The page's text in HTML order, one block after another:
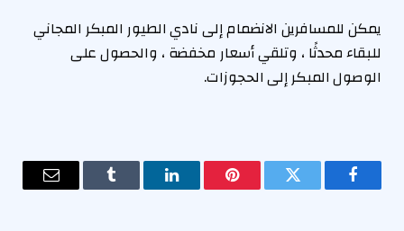
يمكن للمسافرين الانضمام إلى نادي الطيور المبكر المجاني
للبقاء محدثًا ، وتلقي أسعار مخفضة ، والحصول على
الوصول المبكر إلى الحجوزات.
فيسبوك تويتر بينتيريستلينكدإن Tumblr
البريد